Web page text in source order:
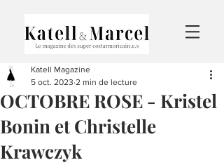
OCTOBRE ROSE - Kristel
Bonin et Christelle
Krawczyk
Katell Magazine
5 oct. 2023 2 min de lecture